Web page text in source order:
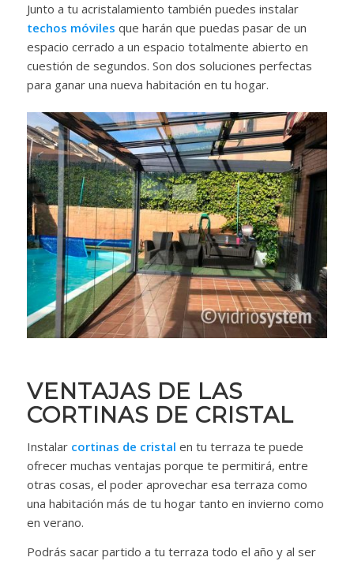
Junto a tu acristalamiento también puedes instalar
techos móviles que harán que puedas pasar de un
espacio cerrado a un espacio totalmente abierto en
cuestión de segundos. Son dos soluciones perfectas
para ganar una nueva habitación en tu hogar.
VENTAJAS DE LAS
CORTINAS DE CRISTAL
Instalar cortinas de cristal en tu terraza te puede
ofrecer muchas ventajas porque te permitirá, entre
otras cosas, el poder aprovechar esa terraza como
una habitación más de tu hogar tanto en invierno como
en verano.
Podrás sacar partido a tu terraza todo el año y al ser